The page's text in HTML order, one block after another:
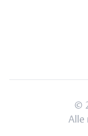
©
Alle